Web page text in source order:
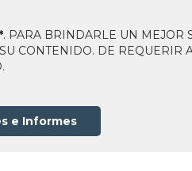
. PARA BRINDARLE UN MEJOR
CONTENIDO. DE
e Informes